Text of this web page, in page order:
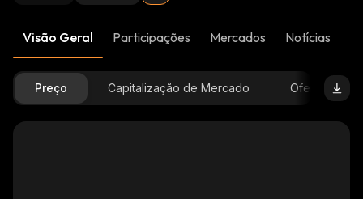
Visão Geral Participações Mercados Notícias
Preço Capitalização de Mercado Oferta